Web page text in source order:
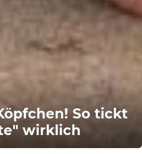
So tickt
wirklich